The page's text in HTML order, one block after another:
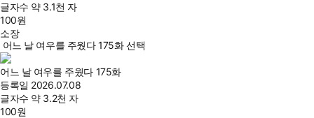
글자수 약 3.1천 자
100원
소장
어느 날 여우를 주웠다 175화 선택
어느 날 여우를 주웠다 175화
등록일 2026.07.08
글자수 약 3.2천 자
100원